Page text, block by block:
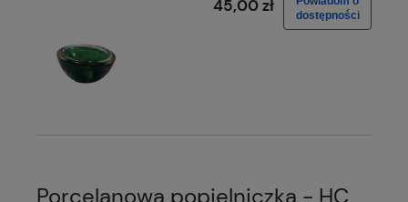
45,00 zł
dostępności
Porcelanowa popielniczka - HC